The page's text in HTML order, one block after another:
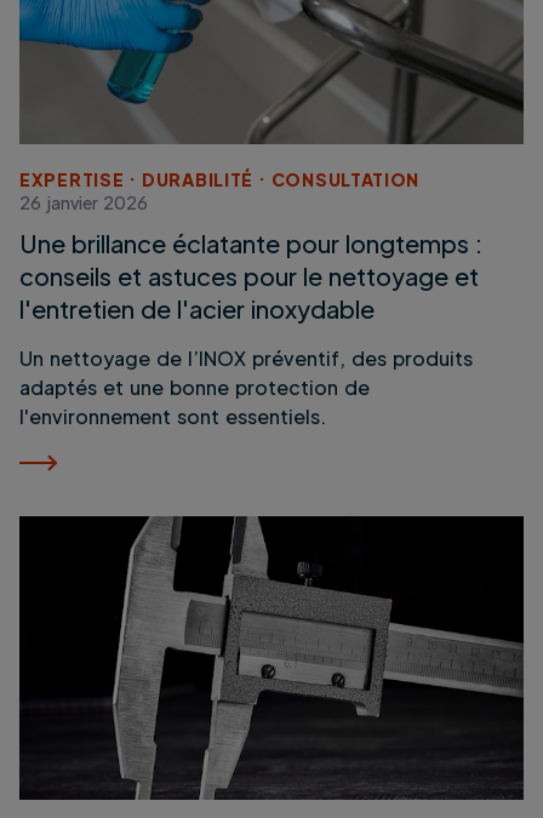
EXPERTISE DURABILITÉ
CONSULTATION
26 janvier 2026
Une brillance éclatante pour longtemps :
conseils et astuces pour le nettoyage et
l'entretien de l'acier inoxydable
Un nettoyage de l’INOX préventif, des produits
adaptés et une bonne protection de
l'environnement sont essentiels.